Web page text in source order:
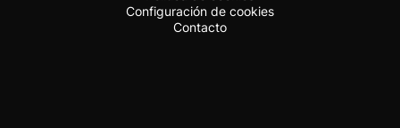
Configuración de cookies
Contacto